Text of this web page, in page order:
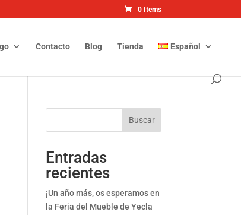
0 Items
Contacto Blog Tienda Español
Buscar
Entradas
recientes
¡Un año más, os esperamos en
la Feria del Mueble de Yecla